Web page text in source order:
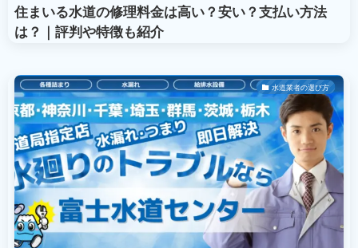
住まいる水道の修理料金は高い？安い？支払い方法
は？｜評判や特徴も紹介
水道業者の選び方